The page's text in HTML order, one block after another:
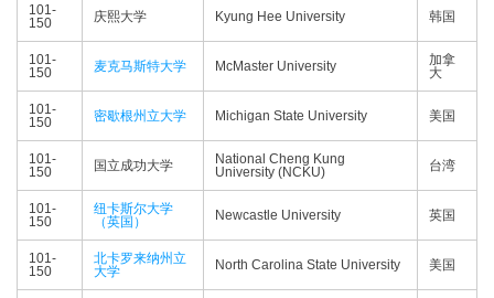
101-
150
庆熙大学 Kyung Hee University 韩国
101-
150
麦克马斯特大学 McMaster University
加拿
大
101-
150
密歇根州立大学 Michigan State University 美国
101-
150
国立成功大学
National Cheng Kung
University (NCKU)
台湾
101-
150
纽卡斯尔大学
（英国）
Newcastle University 英国
101-
150
北卡罗来纳州立
大学
North Carolina State University 美国